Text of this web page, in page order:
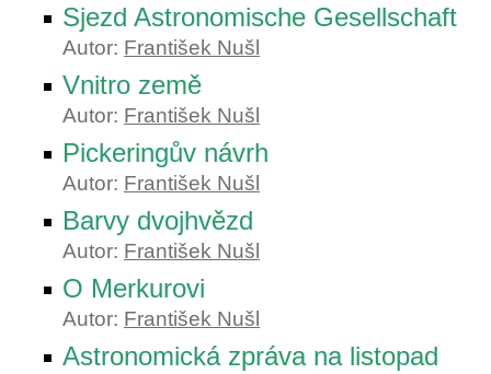
Sjezd Astronomische Gesellschaft
Autor: František Nušl
Vnitro země
Autor: František Nušl
Pickeringův návrh
Autor: František Nušl
Barvy dvojhvězd
Autor: František Nušl
O Merkurovi
Autor: František Nušl
Astronomická zpráva na listopad